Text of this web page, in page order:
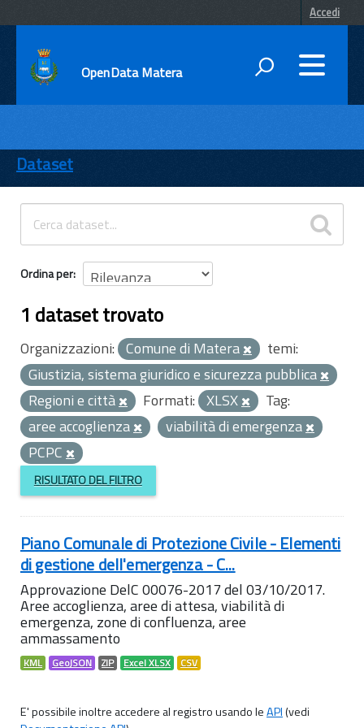
Accedi
OpenData Matera
ENTI
TEMI
INFORMAZIONI
Dataset
Ordina per
1 dataset trovato
Organizzazioni: Comune di Matera
temi:
Giustizia, sistema giuridico e sicurezza pubblica
Regioni e città
Formati: XLSX
Tag:
aree accoglienza
viabilità di emergenza
PCPC
RISULTATO DEL FILTRO
Piano Comunale di Protezione Civile - Elementi
di gestione dell'emergenza - C...
Approvazione DelC 00076-2017 del 03/10/2017.
Aree accoglienza, aree di attesa, viabilità di
emergenza, zone di confluenza, aree
ammassamento
KML GeoJSON ZIP Excel XLSX CSV
E' possibile inoltre accedere al registro usando leAPI(vedi